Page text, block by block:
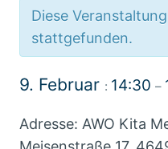
Diese
stattgefunden.
9. Februar : 14:30 –
Adresse: AWO Kita